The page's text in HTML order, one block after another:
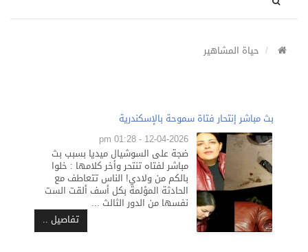
حياة المشاهير
بث مباشر إنتحار فتاة سموحة بالإسكندرية
12-04-2026 - 01:28 pm
ضجة على السوشيال ميديا بسبب بث
مباشر لفتاه تنتحر وأخر كلامها : خلوا
بالكم من ولادي! الناس تتعاطف مع
الحادثة المؤلمة بكل أسف ألقت الست
نفسها من الدور الثالث ...
تفاصيل ..